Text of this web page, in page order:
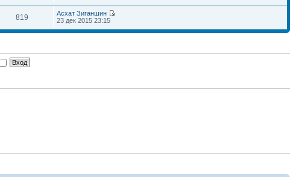
819
Асхат Зиганшин
23 дек 2015 23:15